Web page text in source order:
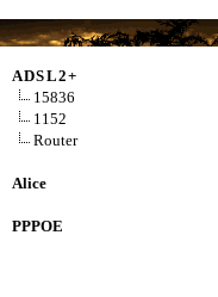
ADSL2+
15836
1152
Router
Alice
PPPOE